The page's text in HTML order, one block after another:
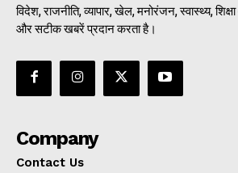
विदेश, राजनीति, व्यापार, खेल, मनोरंजन, स्वास्थ्य,
और सटीक खबरें प्रदान करता है।
Company
Contact Us